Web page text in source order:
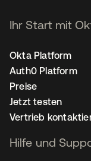
Ihr Start mit
Okta Platform
Auth0 Platform
Preise
Jetzt testen
Vertrieb
Hilfe und